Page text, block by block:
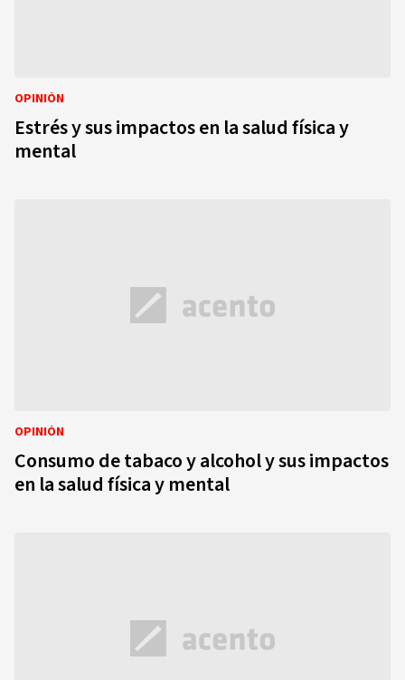
OPINIÓN
Estrés y sus impactos en la salud física y
mental
OPINIÓN
Consumo de tabaco y alcohol y sus impactos
en la salud física y mental